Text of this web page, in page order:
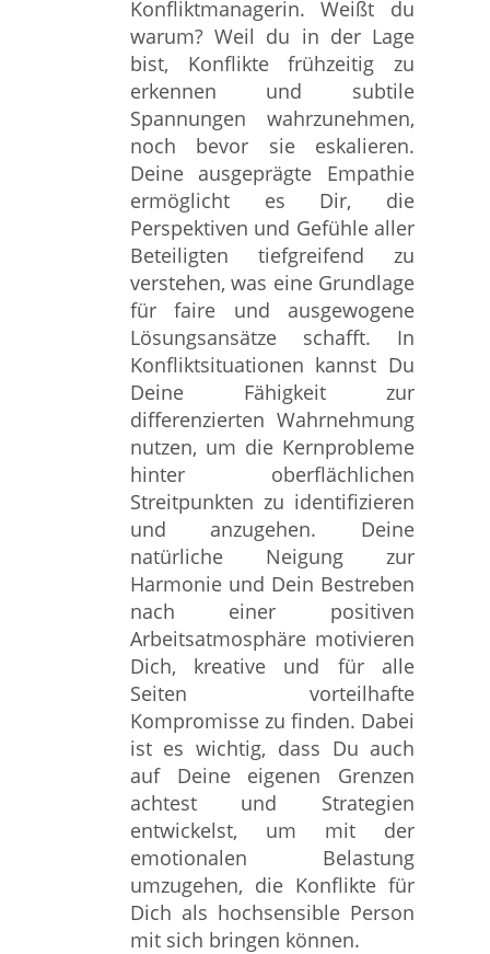
Konfliktmanagerin. Weißt du
warum? Weil du in der Lage
bist, Konflikte frühzeitig zu
erkennen und subtile
Spannungen wahrzunehmen,
noch bevor sie eskalieren.
Deine ausgeprägte Empathie
ermöglicht es Dir, die
Perspektiven und Gefühle aller
Beteiligten tiefgreifend zu
verstehen, was eine Grundlage
für faire und ausgewogene
Lösungsansätze schafft. In
Konfliktsituationen kannst Du
Deine Fähigkeit zur
differenzierten Wahrnehmung
nutzen, um die Kernprobleme
hinter oberflächlichen
Streitpunkten zu identifizieren
und anzugehen. Deine
natürliche Neigung zur
Harmonie und Dein Bestreben
nach einer positiven
Arbeitsatmosphäre motivieren
Dich, kreative und für alle
Seiten vorteilhafte
Kompromisse zu finden. Dabei
ist es wichtig, dass Du auch
auf Deine eigenen Grenzen
achtest und Strategien
entwickelst, um mit der
emotionalen Belastung
umzugehen, die Konflikte für
Dich als hochsensible Person
mit sich bringen können.